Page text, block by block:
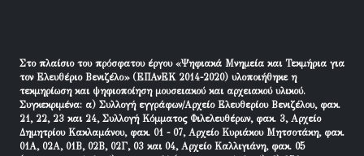
Στο πλαίσιο του πρόσφατου έργου «Ψηφιακά Μνημεία και Τεκμήρια για
τον Ελευθέριο Βενιζέλο» (ΕΠΑνΕΚ 2014-2020) υλοποιήθηκε η
τεκμηρίωση και ψηφιοποίηση μουσειακού και αρχειακού υλικού.
Συγκεκριμένα: α) Συλλογή εγγράφων/Αρχείο Ελευθερίου Βενιζέλου, φακ.
21, 22, 23 και 24, Συλλογή Κόμματος Φιλελευθέρων, φακ. 3, Αρχείο
Δημητρίου Κακλαμάνου, φακ. 01 - 07, Αρχείο Κυριάκου Μητσοτάκη, φακ.
01Α, 02Α, 01Β, 02Β, 02Γ, 03 και 04, Αρχείο Καλλιγιάνη, φακ. 05